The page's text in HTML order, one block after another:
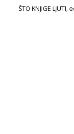
ŠTO KNJIGE